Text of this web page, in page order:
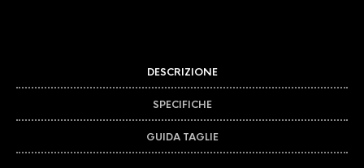
DESCRIZIONE
SPECIFICHE
GUIDA TAGLIE